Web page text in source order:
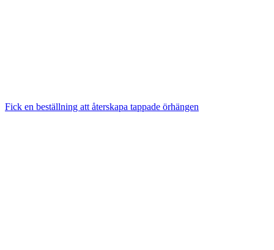
Fick en beställning att återskapa tappade örhängen